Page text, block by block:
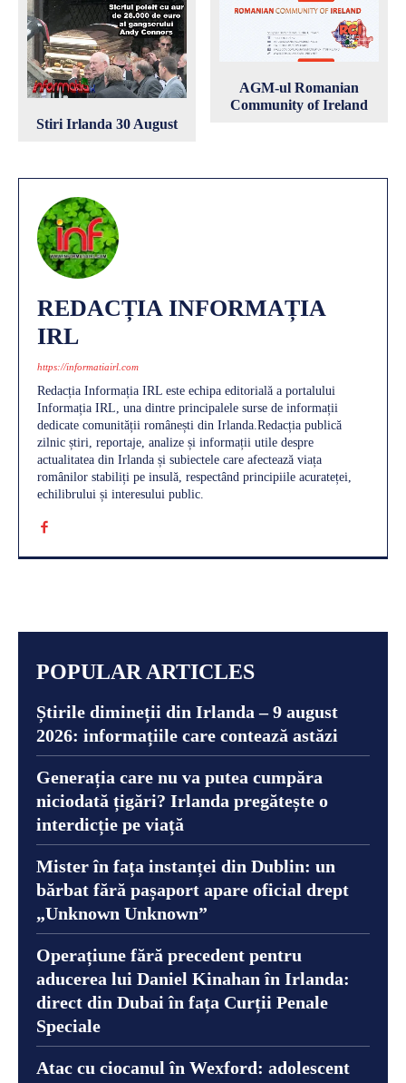
Stiri Irlanda 30 August
AGM-ul Romanian
Community of Ireland
REDACȚIA INFORMAȚIA
IRL
https://informatiairl.com
Redacția Informația IRL este echipa editorială a portalului
Informația IRL, una dintre principalele surse de informații
dedicate comunității românești din Irlanda.Redacția publică
zilnic știri, reportaje, analize și informații utile despre
actualitatea din Irlanda și subiectele care afectează viața
românilor stabiliți pe insulă, respectând principiile acurateței,
echilibrului și interesului public.
POPULAR ARTICLES
Știrile dimineții din Irlanda – 9 august
2026: informațiile care contează astăzi
Generația care nu va putea cumpăra
niciodată țigări? Irlanda pregătește o
interdicție pe viață
Mister în fața instanței din Dublin: un
bărbat fără pașaport apare oficial drept
„Unknown Unknown”
Operațiune fără precedent pentru
aducerea lui Daniel Kinahan în Irlanda:
direct din Dubai în fața Curții Penale
Speciale
Atac cu ciocanul în Wexford: adolescent